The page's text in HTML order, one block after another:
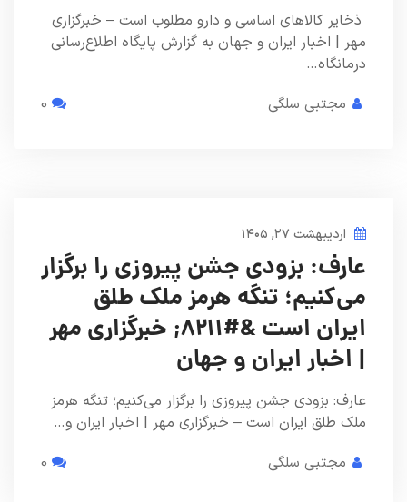
ذخایر کالاهای اساسی و دارو مطلوب است – خبرگزاری
مهر | اخبار ایران و جهان به گزارش پایگاه اطلاع‌رسانی
درمانگاه…
مجتبی سلگی
اردیبهشت ۲۷, ۱۴۰۵
عارف: بزودی جشن پیروزی را برگزار
می‌کنیم؛ تنگه هرمز ملک طلق
ایران است &#۸۲۱۱; خبرگزاری مهر
| اخبار ایران و جهان
عارف: بزودی جشن پیروزی را برگزار می‌کنیم؛ تنگه هرمز
ملک طلق ایران است – خبرگزاری مهر | اخبار ایران و…
مجتبی سلگی